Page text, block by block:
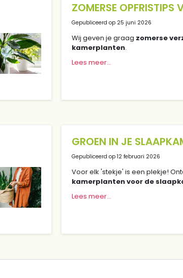
ZOMERSE OPFRISTIPS
Gepubliceerd op 25 juni 2026
Wij geven je graag zomerse
kamerplanten.
Lees meer...
GROEN IN JE
Gepubliceerd op 12 februari 2026
Voor elk 'stekje' is een plekje!
kamerplanten voor de
Lees meer...